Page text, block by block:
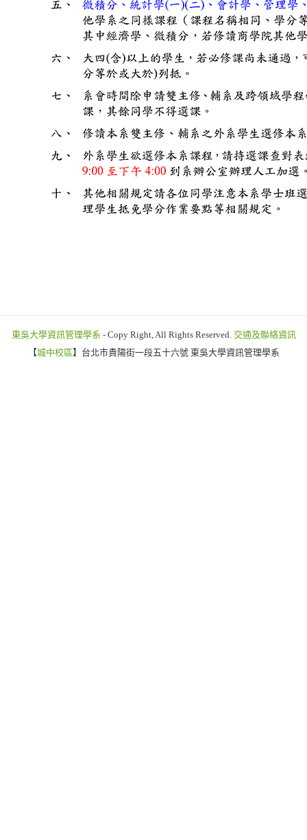
東吳大學資訊管理學系 - Copy Right, All Rights Reserved. 交通及聯絡資訊
【城中校區】台北市貴陽街一段五十六號 東吳大學資訊管理學系